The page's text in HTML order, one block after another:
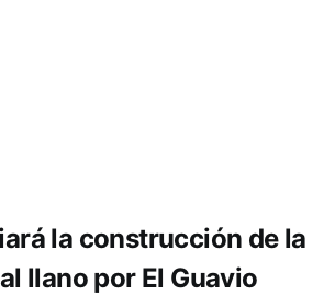
la construcción de la
llano por El Guavio